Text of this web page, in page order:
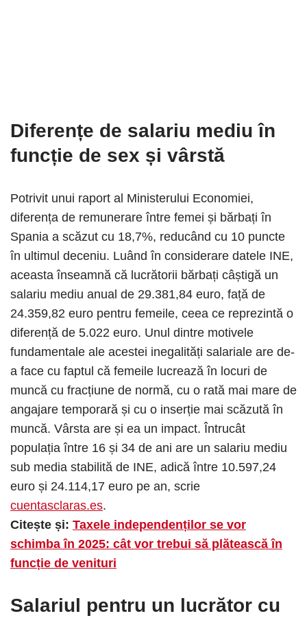
Diferențe de salariu mediu în
funcție de sex și vârstă
Potrivit unui raport al Ministerului Economiei,
diferența de remunerare între femei și bărbați în
Spania a scăzut cu 18,7%, reducând cu 10 puncte
în ultimul deceniu. Luând în considerare datele INE,
aceasta înseamnă că lucrătorii bărbați câștigă un
salariu mediu anual de 29.381,84 euro, față de
24.359,82 euro pentru femeile, ceea ce reprezintă o
diferență de 5.022 euro. Unul dintre motivele
fundamentale ale acestei inegalități salariale are de-
a face cu faptul că femeile lucrează în locuri de
muncă cu fracțiune de normă, cu o rată mai mare de
angajare temporară și cu o inserție mai scăzută în
muncă. Vârsta are și ea un impact. Întrucât
populația între 16 și 34 de ani are un salariu mediu
sub media stabilită de INE, adică între 10.597,24
euro și 24.114,17 euro pe an, scrie
cuentasclaras.es.
Citește și: Taxele independenților se vor
schimba în 2025: cât vor trebui să plătească în
funcție de venituri
Salariul pentru un lucrător cu